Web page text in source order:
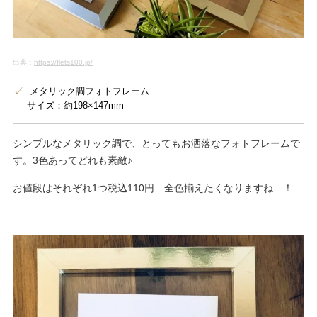
出典： https://flets100.jp/
メタリック調フォトフレーム
サイズ：約198×147mm
シンプルなメタリック調で、とってもお洒落なフォトフレームで
す。3色あってどれも素敵♪
お値段はそれぞれ1つ税込110円…全色揃えたくなりますね…！